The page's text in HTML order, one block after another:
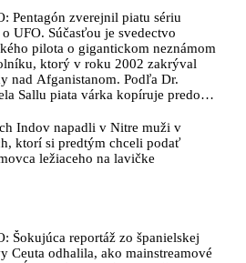
dochádza trpezlivosť s páchaním
Šéfka nemeckej diplomacie, ale aj
Kanady a Nového Zélandu vyzvali
ofenzívy v Rafahu.
schválil, desiatky miliárd dolárov
vo svete: Vojny Ukrajiny proti
aj na podnecovanie konfliktu s
Taiwanu. USA je aktuálne
„Rímska ríša skončila
gladiátori zabávali tučných
ktorý podráždil progresívnych
ale aj o klamstvách Sorosovho
SME brániaceho pedofilov
Pentagón zverejnil piatu sériu
UFO. Súčasťou je svedectvo
pilota o gigantickom neznámom
ktorý v roku 2002 zakrýval
nad Afganistanom. Podľa Dr.
Sallu piata várka kopíruje predošlé
nudnou
Indov napadli v Nitre muži v
ktorí si predtým chceli podať
ležiaceho na lavičke
Šokujúca reportáž zo španielskej
Ceuta odhalila, ako mainstreamové